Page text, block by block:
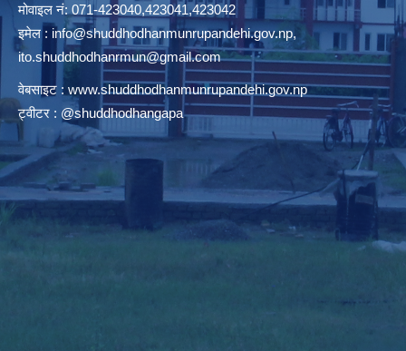
मोवाइल नं: 071-423040,423041,423042
इमेल : info@shuddhodhanmunrupandehi.gov.np,
ito.shuddhodhanrmun@gmail.com
वेबसाइट : www.shuddhodhanmunrupandehi.gov.np
ट्वीटर : @shuddhodhangapa